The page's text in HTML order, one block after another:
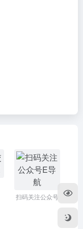
扫码关注公众号